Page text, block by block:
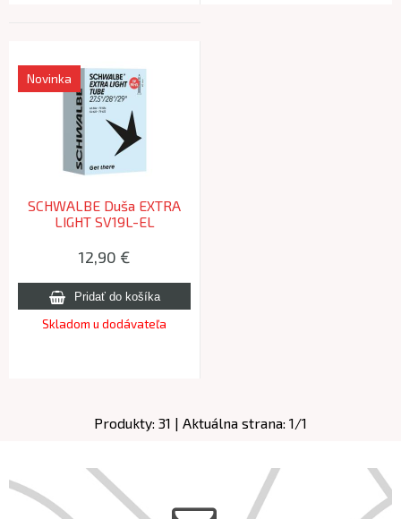
SCHWALBE Duša EXTRA
LIGHT SV19L-EL
584/622) FV 40mm 215g
Novinka
12,90 €
Skladom u dodávateľa
Produkty: 31 | Aktuálna strana: 1/1